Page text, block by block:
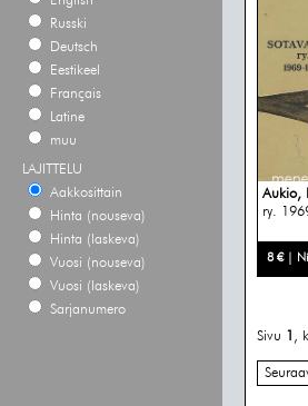
Russki
Deutsch
Eestikeel
Français
Latine
muu
LAJITTELU
Aakkosittain
Hinta (nouseva)
Hinta (laskeva)
Vuosi (nouseva)
Vuosi (laskeva)
Sarjanumero
Aukio,
ry.
8 € |
Sivu 1 ,